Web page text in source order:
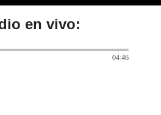
en vivo:
04:46